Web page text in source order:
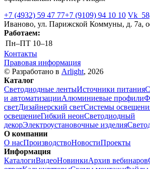
+7 (4932) 59 47 77+7 (9109) 94 10 10
Иваново, ул. Парижской Коммуны, д. 7а,
Работаем:
Пн–ПТ 10–18
Контакты
Правовая информация
© Разработано в Arlight, 2026
Каталог
Светодиодные лентыИсточники питания
и автоматизацииАлюминиевые профили
светДизайнерский светСистемы
освещениеГибкий неонСветодиодный
декорЭлектроустановочные изделия
О компании
О насПроизводствоНовостиПроекты
Информация
КаталогиВидеоНовинкиАрхив вебинаров